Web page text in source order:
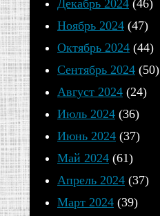
Декабрь 2024 (46)
Ноябрь 2024 (47)
Октябрь 2024 (44)
Сентябрь 2024 (50)
Август 2024 (24)
Июль 2024 (36)
Июнь 2024 (37)
Май 2024 (61)
Апрель 2024 (37)
Март 2024 (39)